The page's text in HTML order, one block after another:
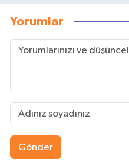
Yorumlar
Gönder